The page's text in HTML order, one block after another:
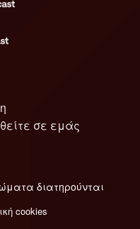
σε εμάς
διατηρούνται
cookies